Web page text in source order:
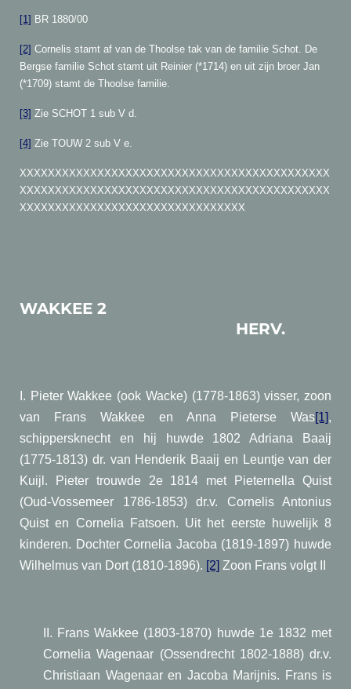
[1] BR 1880/00
[2] Cornelis stamt af van de Thoolse tak van de familie Schot. De
Bergse familie Schot stamt uit Reinier (*1714) en uit zijn broer Jan
(*1709) stamt de Thoolse familie.
[3] Zie SCHOT 1 sub V d.
[4] Zie TOUW 2 sub V e.
XXXXXXXXXXXXXXXXXXXXXXXXXXXXXXXXXXXXXXXXXXXX
XXXXXXXXXXXXXXXXXXXXXXXXXXXXXXXXXXXXXXXXXXXX
XXXXXXXXXXXXXXXXXXXXXXXXXXXXXXXX
WAKKEE 2
HERV.
I. Pieter Wakkee (ook Wacke) (1778-1863) visser, zoon
van Frans Wakkee en Anna Pieterse Was[1],
schippersknecht en hij huwde 1802 Adriana Baaij
(1775-1813) dr. van Henderik Baaij en Leuntje van der
Kuijl. Pieter trouwde 2e 1814 met Pieternella Quist
(Oud-Vossemeer 1786-1853) dr.v. Cornelis Antonius
Quist en Cornelia Fatsoen. Uit het eerste huwelijk 8
kinderen. Dochter Cornelia Jacoba (1819-1897) huwde
Wilhelmus van Dort (1810-1896). [2] Zoon Frans volgt II
II. Frans Wakkee (1803-1870) huwde 1e 1832 met
Cornelia Wagenaar (Ossendrecht 1802-1888) dr.v.
Christiaan Wagenaar en Jacoba Marijnis. Frans is